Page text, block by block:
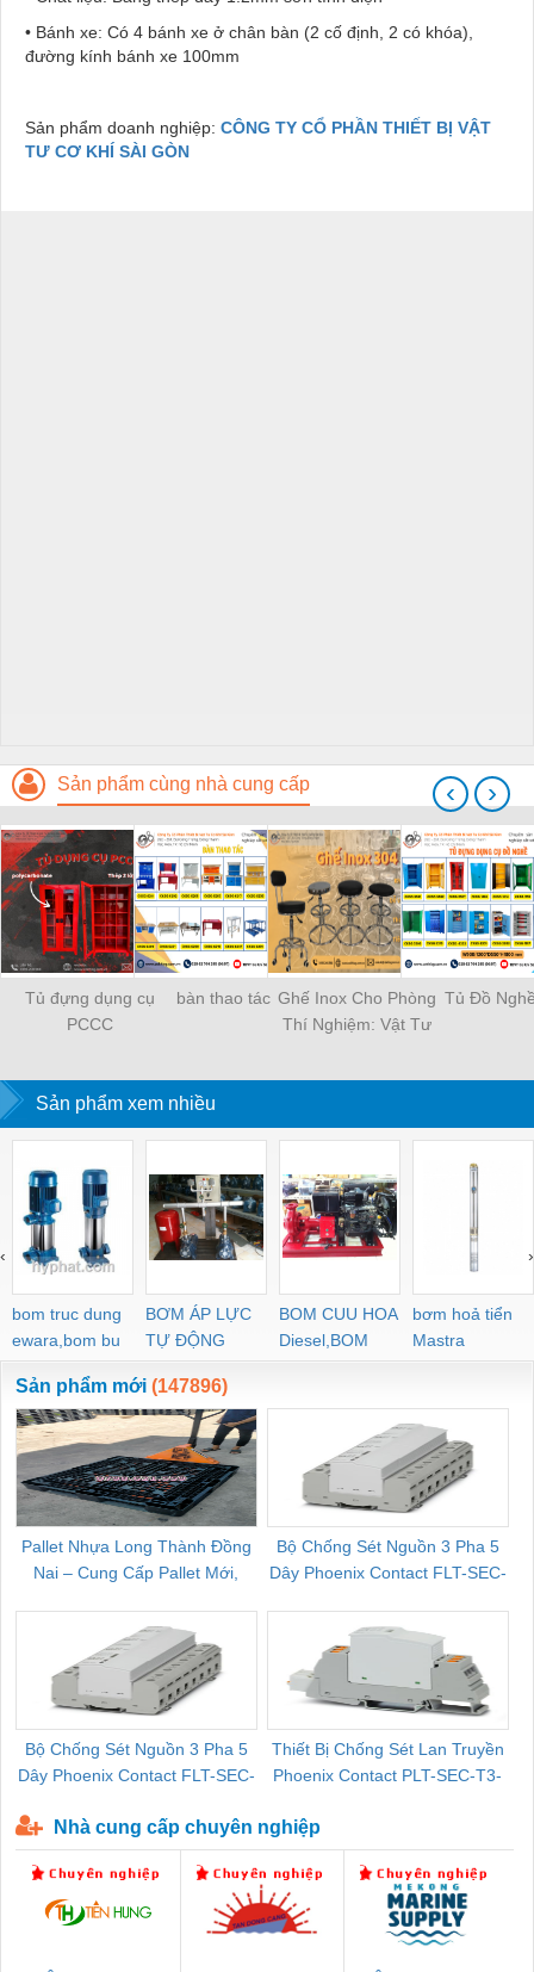
• Bánh xe: Có 4 bánh xe ở chân bàn (2 cố định, 2 có khóa),
đường kính bánh xe 100mm
Sản phẩm doanh nghiệp: CÔNG TY CỔ PHẦN THIẾT BỊ VẬT
TƯ CƠ KHÍ SÀI GÒN
Sản phẩm cùng nhà cung cấp
Tủ đựng dụng cụ
PCCC
bàn thao tác Ghế Inox Cho Phòng
Thí Nghiệm: Vật Tư
Phòng Thí Nghiệm, Xét
Tủ Đồ
‹ ›
Sản phẩm xem nhiều
bom truc dung
ewara,bom bu
ewara
BƠM ÁP LỰC
TỰ ĐỘNG
BOM CUU HOA
Diesel,BOM
CHUA CHAY
bơm hoả tiển
Mastra
‹ ›
Sản phẩm mới (147896)
Pallet Nhựa Long Thành Đồng
Nai – Cung Cấp Pallet Mới,
Bộ Chống Sét Nguồn 3 Pha 5
Dây Phoenix Contact FLT-SEC-
Bộ Chống Sét Nguồn 3 Pha 5
Dây Phoenix Contact FLT-SEC-
Thiết Bị Chống Sét Lan Truyền
Phoenix Contact PLT-SEC-T3-
Nhà cung cấp chuyên nghiệp